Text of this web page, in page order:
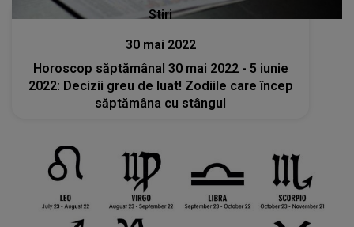
Stiri
30 mai 2022
Horoscop săptămânal 30 mai 2022 - 5 iunie
2022: Decizii greu de luat! Zodiile care încep
săptămâna cu stângul